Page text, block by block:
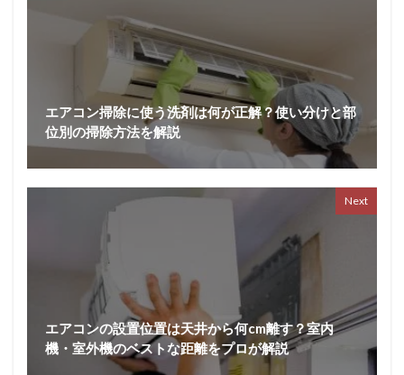
エアコン掃除に使う洗剤は何が正解？使い分けと部
位別の掃除方法を解説
Next
エアコンの設置位置は天井から何cm離す？室内
機・室外機のベストな距離をプロが解説